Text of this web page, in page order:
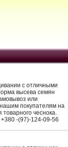
с отличными
высева семян
или
покупателям на
чеснока.
-(97)-124-09-56